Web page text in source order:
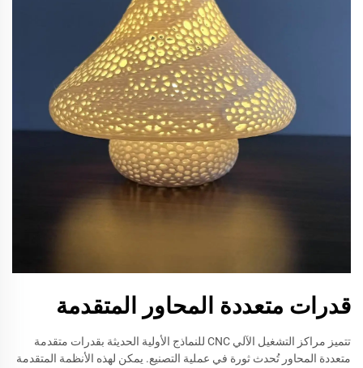
قدرات متعددة المحاور المتقدمة
تتميز مراكز التشغيل الآلي CNC للنماذج الأولية الحديثة بقدرات متقدمة
متعددة المحاور تُحدث ثورة في عملية التصنيع. يمكن لهذه الأنظمة المتقدمة